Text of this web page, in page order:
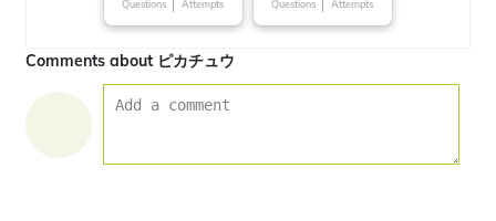
Questions Attempts Questions Attempts
Comments about ピカチュウ